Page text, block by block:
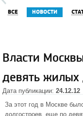
ВСЕ НОВОСТИ
Власти
девять жилых
Дата публикации: 24.12.12
За этот год в Москве
долгостроев, еще по